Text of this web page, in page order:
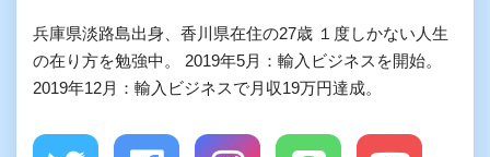
兵庫県淡路島出身、香川県在住の27歳 １度しかない人生
の在り方を勉強中。 2019年5月：輸入ビジネスを開始。
2019年12月：輸入ビジネスで月収19万円達成。